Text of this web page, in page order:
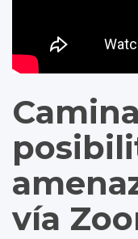
vía